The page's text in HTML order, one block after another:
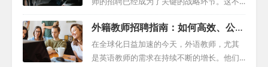
能力也是一项重要的要求。熟练掌握中文是
必不可少的，这样才能确保与孩子们的有效
沟通。...
招聘的职位、部门和工作地点。清晰地阐述
这些信息，可以帮助潜在的候选人更好地理
解职位的要求，从而更有针对性地申请。
二、突出学校的优势 在招聘广告中，要充分
仅关乎找到合适的教育工作者，更涉及到如
何确保他们能够顺利融入学校环境，同时遵
守相关法律法规，以及实现最佳的教学效
果。外教招聘范文在此过程中扮演着至关重
外籍教师招聘指南：如何高效、公正
地招聘国际教师团队
在全球化日益加速的今天，外语教师，尤其
是英语教师的需求在持续不断的增长。他们